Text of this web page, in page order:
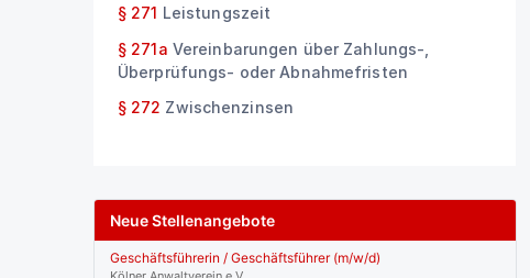
§ 271 Leistungszeit
§ 271a Vereinbarungen über Zahlungs-,
Überprüfungs- oder Abnahmefristen
§ 272 Zwischenzinsen